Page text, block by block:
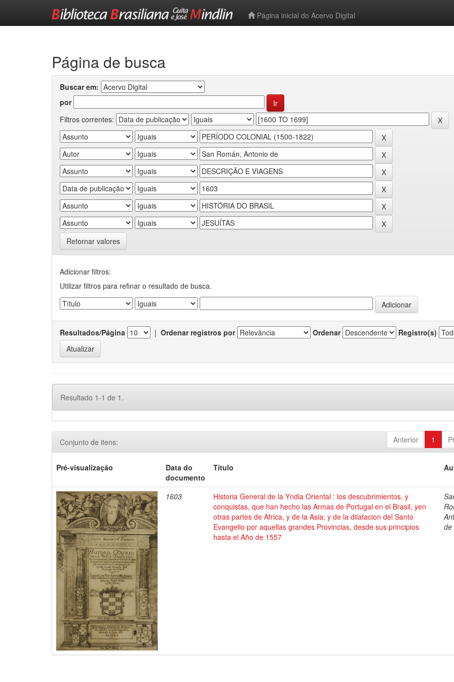
Página inicial do Acervo Digital
Página de busca
Buscar em:
por
Filtros correntes:
Retornar valores
Adicionar filtros:
Utilizar filtros para refinar o resultado de busca.
Resultados/Página | Ordenar registros por Ordenar Registro(s)
Resultado 1-1 de 1.
Anterior 1
Conjunto de itens:
Pré-visualização
Data do
documento
Título
1603
Historia General de la Yndia Oriental : los descubrimientos, y
conquistas, que han hecho las Armas de Portugal en el Brasil, yen
otras partes de Africa, y de la Asia; y de la dilatacion del Santo
Evangelio por aquellas grandes Provincias, desde sus principios
hasta el Año de 1557
de